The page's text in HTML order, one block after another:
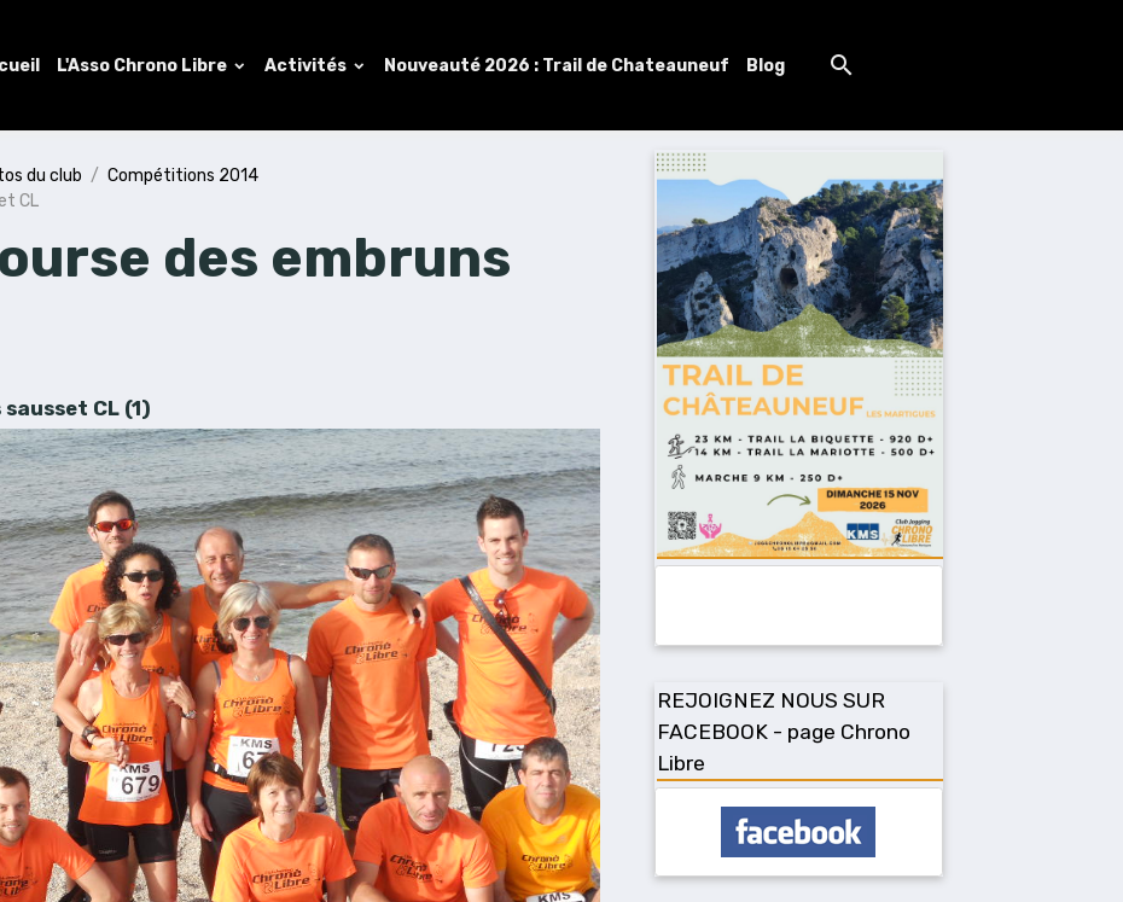
L'Asso Chrono Libre Activités Nouveauté 2026 : Trail de Chateauneuf Blog
du club
Compétitions 2014
CL
des embruns
CL (1)
REJOIGNEZ NOUS SUR
FACEBOOK - page Chrono
Libre